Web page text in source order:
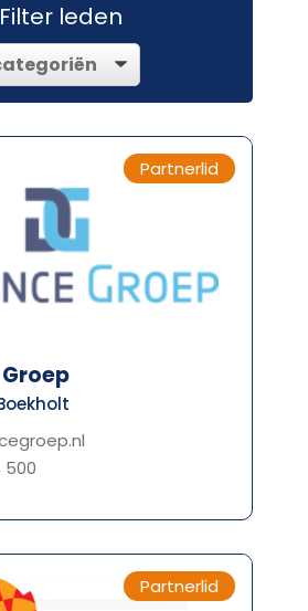
Filter leden
Partnerlid
500
Partnerlid